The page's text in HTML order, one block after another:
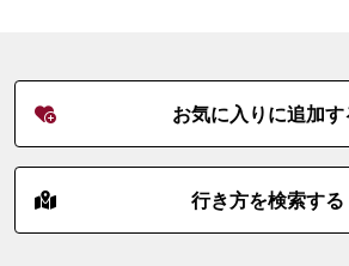
お気に入りに追加す
行き方を検索する